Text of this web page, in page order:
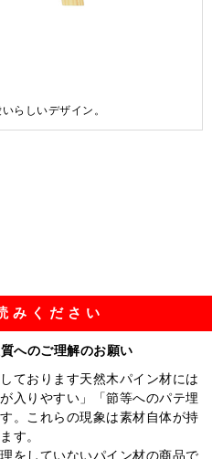
らしいデザイン。
みください
へのご理解のお願い
ております天然木パイン材には
入りやすい」「節等へのパテ埋
。これらの現象は素材自体が持
す。
をしていないパイン材の商品で